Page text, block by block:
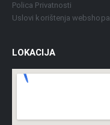
Polica Privatnosti
Uslovi korištenja webshopa
LOKACIJA